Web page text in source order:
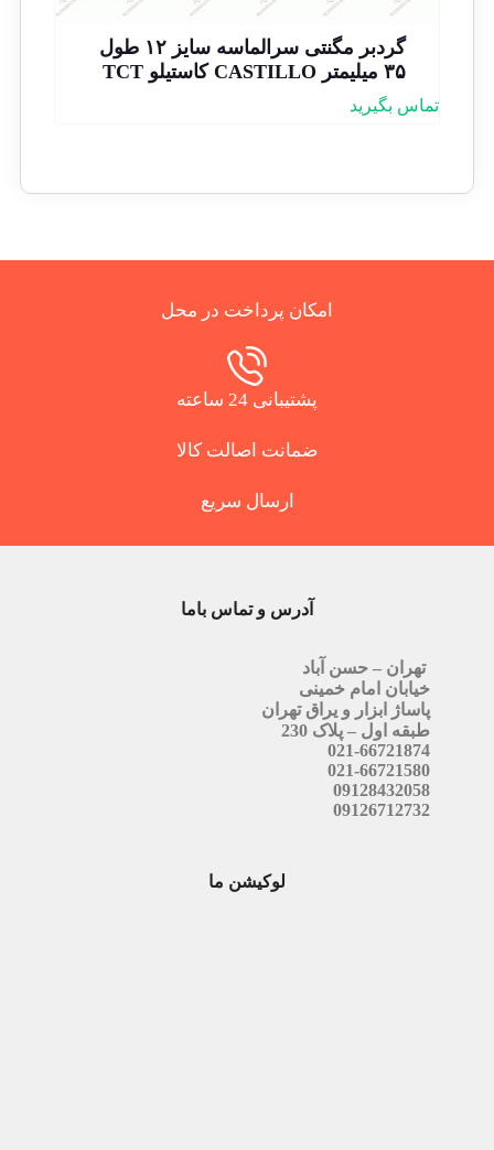
گردبر مگنتی سرالماسه سایز ۱۲ طول
۳۵ میلیمتر CASTILLO کاستیلو TCT
تماس بگیرید
امکان پرداخت در محل
پشتیبانی 24 ساعته
ضمانت اصالت کالا
ارسال سریع
آدرس و تماس باما
تهران – حسن آباد
خیابان امام خمینی
پاساژ ابزار و یراق تهران
طبقه اول – پلاک 230
021-66721874
021-66721580
09128432058
09126712732
لوکیشن ما